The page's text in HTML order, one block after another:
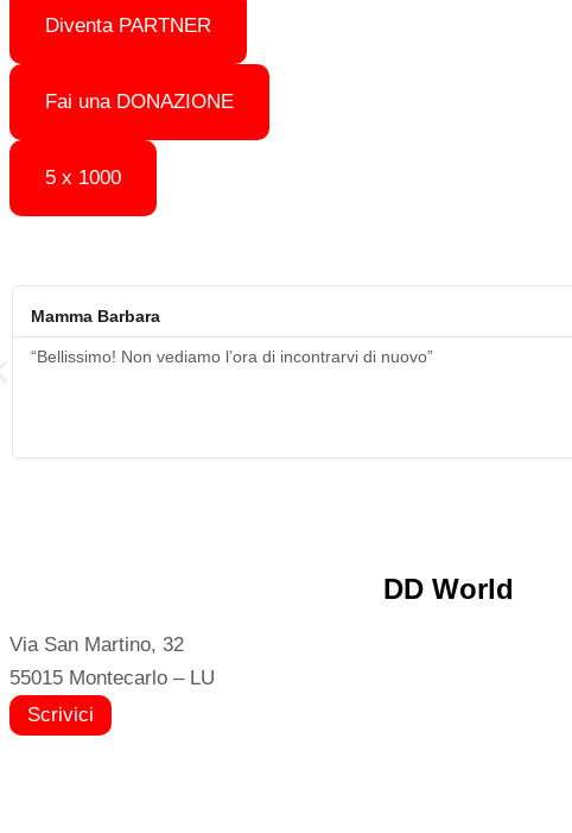
Diventa PARTNER
Fai una DONAZIONE
5 x 1000
Mamma Barbara
“Bellissimo! Non vediamo l’ora di incontrarvi di nuovo”
Via San Martino, 32
55015 Montecarlo – LU
Scrivici
DD World